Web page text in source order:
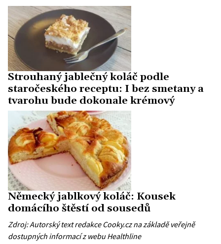
Strouhaný jablečný koláč podle
staročeského receptu: I bez smetany a
tvarohu bude dokonale krémový
Německý jablkový koláč: Kousek
domácího štěstí od sousedů
Zdroj: Autorský text redakce Cooky.cz na základě veřejně
dostupných informací z webuHealthline